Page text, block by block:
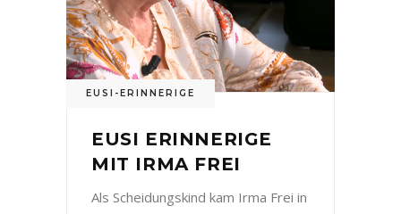
EUSI-ERINNERIGE
EUSI ERINNERIGE
MIT IRMA FREI
Als Scheidungskind kam Irma Frei in